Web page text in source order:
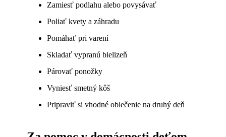
Zamiesť podlahu alebo povysávať
Poliať kvety a záhradu
Pomáhať pri varení
Skladať vypranú bielizeň
Párovať ponožky
Vyniesť smetný kôš
Pripraviť si vhodné oblečenie na druhý deň